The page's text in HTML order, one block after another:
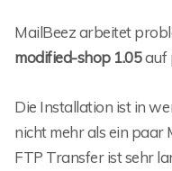
MailBeez arbeitet
modified-shop 1.05auf
Die Installation ist in
nicht mehr als ein paar
FTP Transfer ist sehr